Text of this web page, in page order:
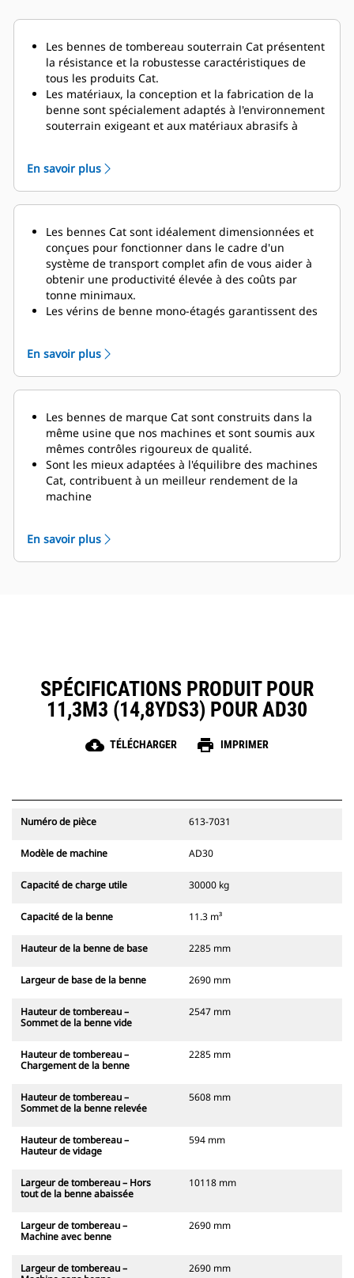
Les bennes de tombereau souterrain Cat présentent
la résistance et la robustesse caractéristiques de
tous les produits Cat.
Les matériaux, la conception et la fabrication de la
benne sont spécialement adaptés à l'environnement
souterrain exigeant et aux matériaux abrasifs à
En savoir plus
Les bennes Cat sont idéalement dimensionnées et
conçues pour fonctionner dans le cadre d'un
système de transport complet afin de vous aider à
obtenir une productivité élevée à des coûts par
tonne minimaux.
Les vérins de benne mono-étagés garantissent des
l'abaissement).
Le système TPMS en option calcule la charge utile
que le tombereau transporte et il détermine les
En savoir plus
Les bennes de marque Cat sont construits dans la
même usine que nos machines et sont soumis aux
mêmes contrôles rigoureux de qualité.
Sont les mieux adaptées à l'équilibre des machines
Cat, contribuent à un meilleur rendement de la
machine
Les bennes de tombereau Cat sont prises en charge
par le réseau mondial de concessionnaires Cat.
En savoir plus
SPÉCIFICATIONS PRODUIT POUR
11,3M3 (14,8YDS3) POUR AD30
cloud_download TÉLÉCHARGER print IMPRIMER
Numéro de pièce 613-7031
Modèle de machine AD30
Capacité de charge utile 30000 kg
Capacité de la benne 11.3 m³
Hauteur de la benne de base 2285 mm
Largeur de base de la benne 2690 mm
Hauteur de tombereau –
Sommet de la benne vide
2547 mm
Hauteur de tombereau –
Chargement de la benne
2285 mm
Hauteur de tombereau –
Sommet de la benne relevée
5608 mm
Hauteur de tombereau –
Hauteur de vidage
594 mm
Largeur de tombereau – Hors
tout de la benne abaissée
10118 mm
Largeur de tombereau –
Machine avec benne
2690 mm
Largeur de tombereau –
2690 mm